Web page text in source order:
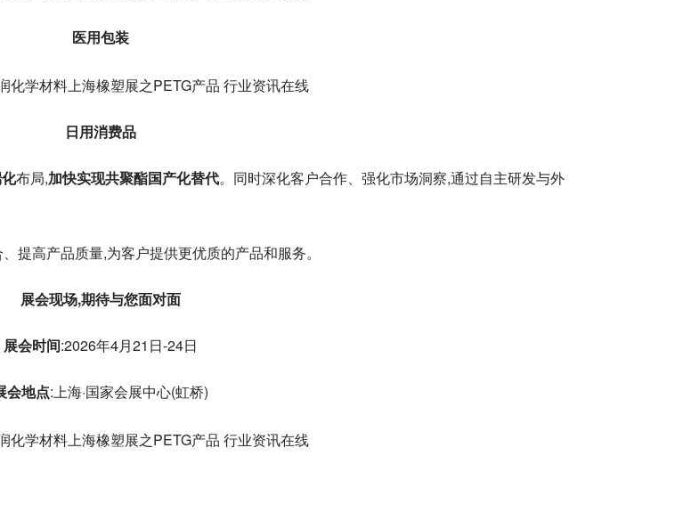
医用包装
日用消费品
布局,加快实现共聚酯国产化替代。同时深化客户合作、强化市场洞察,通过自主研发与外
提高产品质量,为客户提供更优质的产品和服务。
展会现场,期待与您面对面
展会时间:2026年4月21日-24日
会地点:上海·国家会展中心(虹桥)